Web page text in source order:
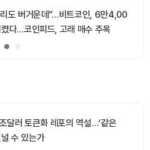
도 버거운데”…비트코인, 6만4,00
다…코인피드, 고래 매수 주목
달러 토큰화 레포의 역설…‘같은
수 있는가